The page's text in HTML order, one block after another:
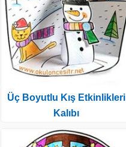
Üç Boyutlu Kış Etkinlikleri
Kalıbı